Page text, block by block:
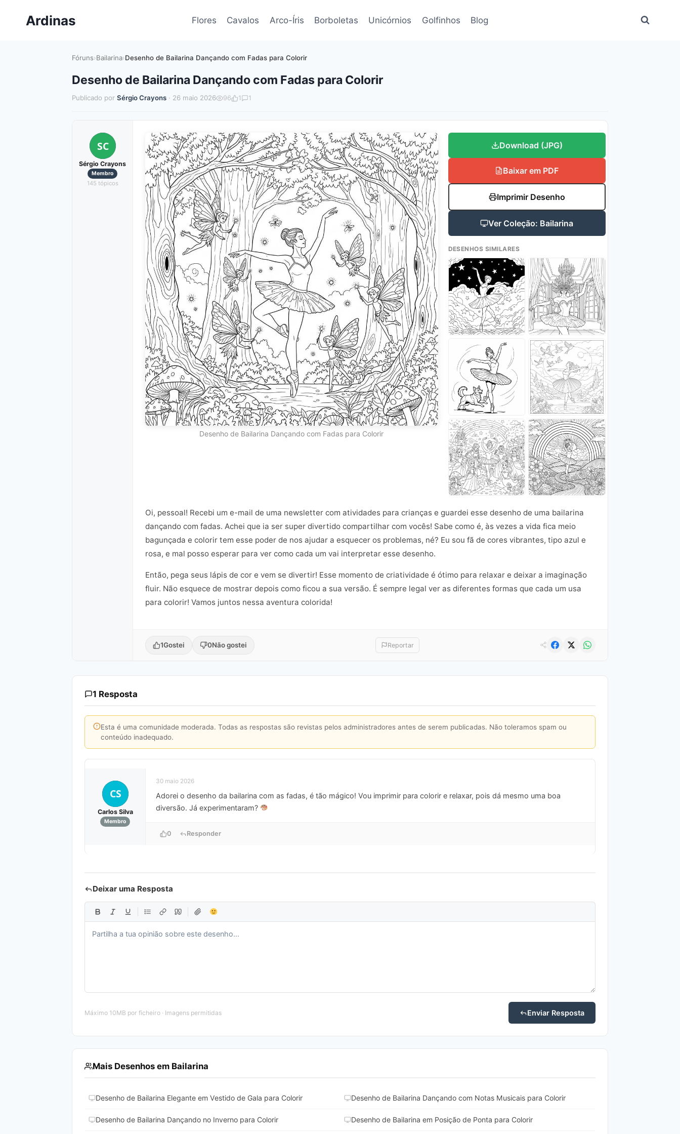
Ardinas Flores Cavalos Arco-Íris Borboletas Unicórnios Golfinhos Blog
Fóruns›Bailarina›Desenho de Bailarina Dançando com Fadas para Colorir
Desenho de Bailarina Dançando com Fadas para Colorir
Publicado por Sérgio Crayons · 26 maio 2026 96 1 1
SC
Sérgio Crayons
Membro
145 tópicos
Desenho de Bailarina Dançando com Fadas para Colorir
Download (JPG)
Baixar em PDF
Imprimir Desenho
Ver Coleção: Bailarina
DESENHOS SIMILARES
Oi, pessoal! Recebi um e-mail de uma newsletter com atividades para crianças e guardei esse desenho de uma bailarina
dançando com fadas. Achei que ia ser super divertido compartilhar com vocês! Sabe como é, às vezes a vida fica meio
bagunçada e colorir tem esse poder de nos ajudar a esquecer os problemas, né? Eu sou fã de cores vibrantes, tipo azul e
rosa, e mal posso esperar para ver como cada um vai interpretar esse desenho.
Então, pega seus lápis de cor e vem se divertir! Esse momento de criatividade é ótimo para relaxar e deixar a imaginação
fluir. Não esquece de mostrar depois como ficou a sua versão. É sempre legal ver as diferentes formas que cada um usa
para colorir! Vamos juntos nessa aventura colorida!
1Gostei 0Não gostei Reportar
1 Resposta
Esta é uma comunidade moderada. Todas as respostas são revistas pelos administradores antes de serem publicadas. Não toleramos spam ou
conteúdo inadequado.
CS
Carlos Silva
Membro
30 maio 2026
Adorei o desenho da bailarina com as fadas, é tão mágico! Vou imprimir para colorir e relaxar, pois dá mesmo uma boa
diversão. Já experimentaram?
0 Responder
Deixar uma Resposta
Máximo 10MB por ficheiro · Imagens permitidas Enviar Resposta
Mais Desenhos em Bailarina
Desenho de Bailarina Elegante em Vestido de Gala para Colorir Desenho de Bailarina Dançando com Notas Musicais para Colorir
Desenho de Bailarina Dançando no Inverno para Colorir Desenho de Bailarina em Posição de Ponta para Colorir